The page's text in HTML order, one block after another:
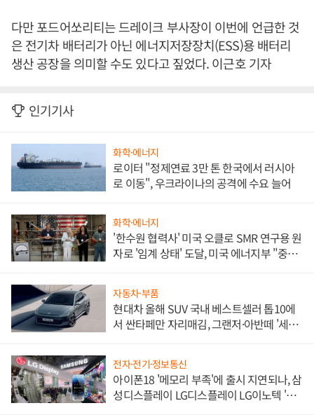
다만 포드어쏘리티는 드레이크 부사장이 이번에 언급한 것
은 전기차 배터리가 아닌 에너지저장장치(ESS)용 배터리
생산 공장을 의미할 수도 있다고 짚었다. 이근호 기자
인기기사
화학·에너지
로이터 "정제연료 3만 톤 한국에서 러시아
로 이동", 우크라이나의 공격에 수요 늘어
화학·에너지
'한수원 협력사' 미국 오클로 SMR 연구용 원
자로 '임계 상태' 도달, 미국 에너지부 "중요
자동차·부품
현대차 올해 SUV 국내 베스트셀러 톱10에
서 싼타페만 자리매김, 그랜저·아반떼 '세단
전자·전기·정보통신
아이폰18 '메모리 부족'에 출시 지연되나, 삼
성디스플레이 LG디스플레이 LG이노텍 '탈